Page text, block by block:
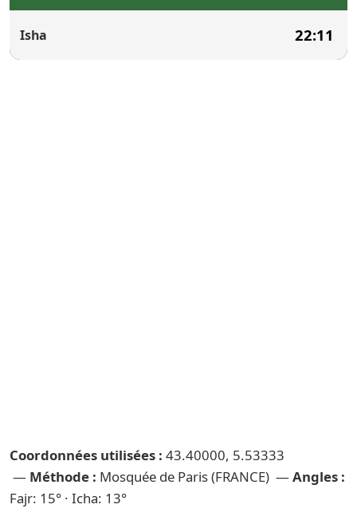
Isha 22:11
Coordonnées utilisées : 43.40000, 5.53333
— Méthode : Mosquée de Paris (FRANCE) — Angles :
Fajr: 15° · Icha: 13°